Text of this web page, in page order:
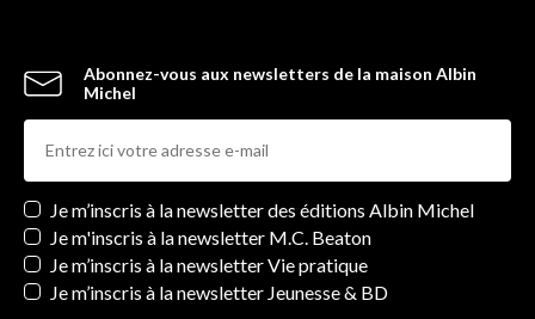
Abonnez-vous aux newsletters de la maison Albin
Michel
Newsletters
Je m’inscris à la newsletter des éditions Albin Michel
Je m'inscris à la newsletter M.C. Beaton
Je m’inscris à la newsletter Vie pratique
Je m’inscris à la newsletter Jeunesse & BD